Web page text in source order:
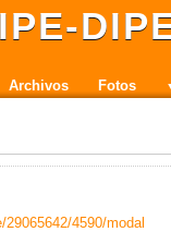
Archivos Fotos
4590/modal